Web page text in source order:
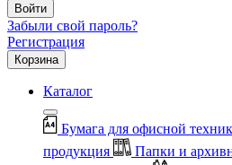
Войти
Забыли свой пароль?
Регистрация
Корзина
Каталог
Бумага для офисной
продукция
Папки и